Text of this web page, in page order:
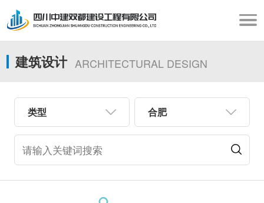
建筑设计 ARCHITECTURAL DESIGN
类型 合肥